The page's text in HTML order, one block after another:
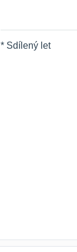
* Sdílený let